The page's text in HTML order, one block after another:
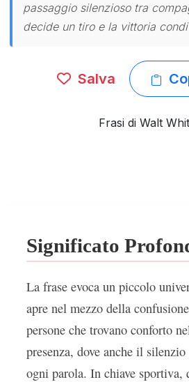
passaggio silenzioso tra
decide un tiro e la vittoria
Salva
Frasi di Walt
Significato
La frase evoca un piccolo
apre nel mezzo della
persone che trovano conforto
presenza, dove anche il
ogni parola. In chiave sportiva,